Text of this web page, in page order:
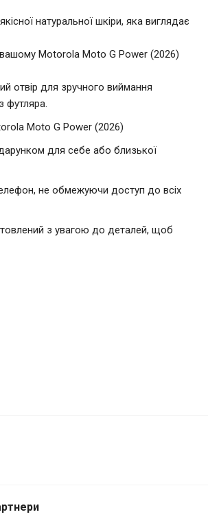
натуральної шкіри, яка виглядає
Motorola Moto G Power (2026)
отвір для зручного виймання
футляра.
Moto G Power (2026)
для себе або близької
не обмежуючи доступ до всіх
з увагою до деталей, щоб